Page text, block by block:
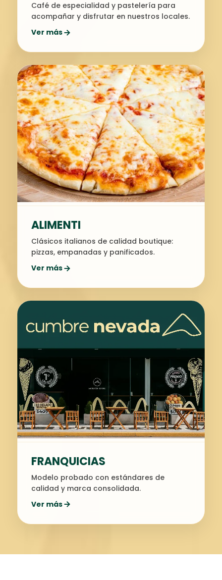
Café de especialidad y pastelería para
acompañar y disfrutar en nuestros locales.
Ver más
ALIMENTI
Clásicos italianos de calidad boutique:
pizzas, empanadas y panificados.
Ver más
FRANQUICIAS
Modelo probado con estándares de
calidad y marca consolidada.
Ver más